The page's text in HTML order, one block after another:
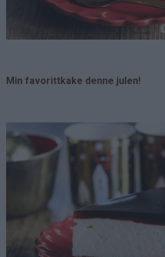
Min favorittkake denne julen!